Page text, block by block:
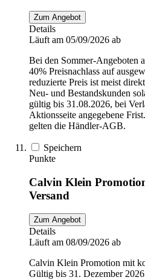
Zum Angebot
Details
Läuft am 05/09/2026 ab
Bei den Sommer-Angeboten
40% Preisnachlass auf
reduzierte Preis ist meist
Neu- und Bestandskunden
gültig bis 31.08.2026, bei
Aktionsseite angegebene
gelten die Händler-AGB.
Speichern
Punkte
Calvin Klein
Versand
Zum Angebot
Details
Läuft am 08/09/2026 ab
Calvin Klein Promotion mit
Gültig bis 31. Dezember